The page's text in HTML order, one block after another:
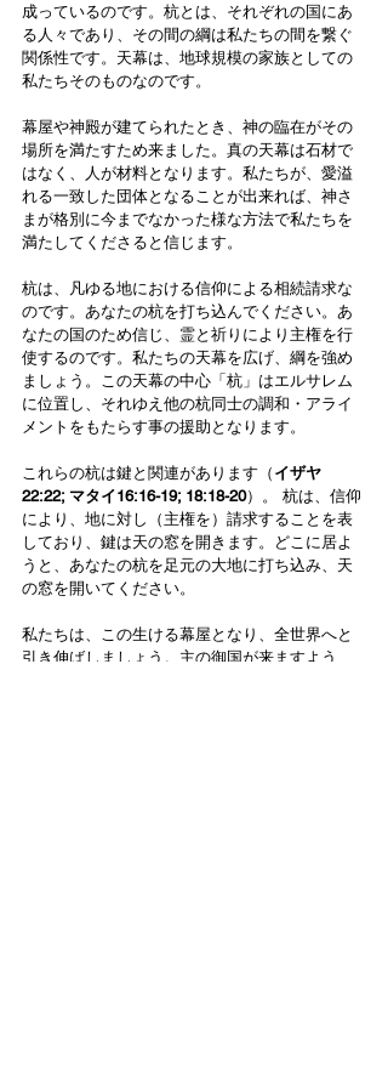
成っているのです。杭とは、それぞれの国にあ
る人々であり、その間の綱は私たちの間を繋ぐ
関係性です。天幕は、地球規模の家族としての
私たちそのものなのです。
幕屋や神殿が建てられたとき、神の臨在がその
場所を満たすため来ました。真の天幕は石材で
はなく、人が材料となります。私たちが、愛溢
れる一致した団体となることが出来れば、神さ
まが格別に今までなかった様な方法で私たちを
満たしてくださると信じます。
杭は、凡ゆる地における信仰による相続請求な
のです。あなたの杭を打ち込んでください。あ
なたの国のため信じ、霊と祈りにより主権を行
使するのです。私たちの天幕を広げ、綱を強め
ましょう。この天幕の中心「杭」はエルサレム
に位置し、それゆえ他の杭同士の調和・アライ
メントをもたらす事の援助となります。
これらの杭は鍵と関連があります（ イザヤ
22:22; マタイ16:16-19; 18:18-20）。 杭は、信仰
により、地に対し（主権を）請求することを表
しており、鍵は天の窓を開きます。どこに居よ
うと、あなたの杭を足元の大地に打ち込み、天
の窓を開いてください。
私たちは、この生ける幕屋となり、全世界へと
引き伸ばしましょう。主の御国が来ますよう